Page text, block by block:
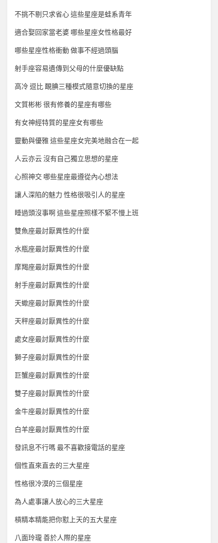
不挑不剔只求省心 這些星座是蛙系青年
適合娶回家當老婆 哪些星座女性格最好
哪些星座性格衝動 做事不經過頭腦
射手座容易遺傳到父母的什麼優缺點
高冷 逗比 靦腆三種模式隨意切換的星座
文質彬彬 很有修養的星座有哪些
有女神經特質的星座女有哪些
靈動與優雅 這些星座女完美地融合在一起
人云亦云 沒有自己獨立思想的星座
心照神交 哪些星座最遵從內心想法
讓人深陷的魅力 性格很吸引人的星座
睡過頭沒事啊 這些星座照樣不緊不慢上班
雙魚座最討厭異性的什麼
水瓶座最討厭異性的什麼
摩羯座最討厭異性的什麼
射手座最討厭異性的什麼
天蠍座最討厭異性的什麼
天秤座最討厭異性的什麼
處女座最討厭異性的什麼
獅子座最討厭異性的什麼
巨蟹座最討厭異性的什麼
雙子座最討厭異性的什麼
金牛座最討厭異性的什麼
白羊座最討厭異性的什麼
發訊息不行嗎 最不喜歡接電話的星座
個性直來直去的三大星座
性格很冷漠的三個星座
為人處事讓人放心的三大星座
槓精本精能把你懟上天的五大星座
八面玲瓏 善於人際的星座